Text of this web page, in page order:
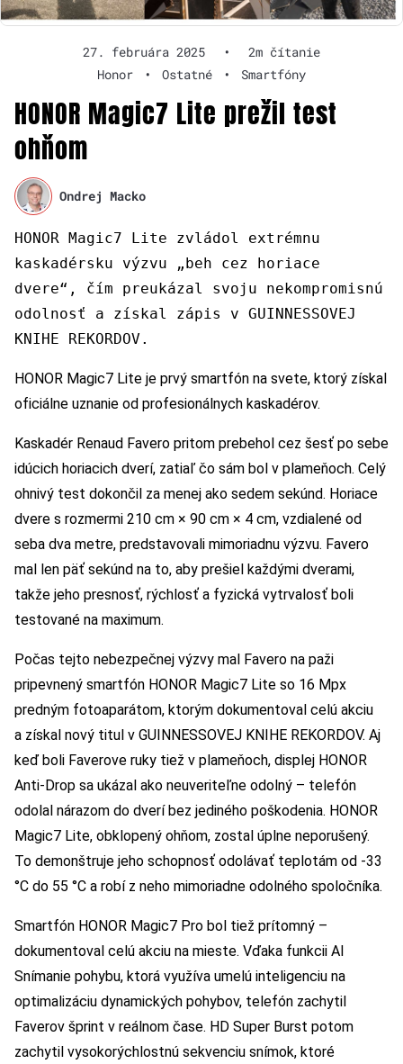
27. februára 2025 •
2m čítanie
Honor
• Ostatné • Smartfóny
HONOR Magic7 Lite prežil test
ohňom
Ondrej Macko
HONOR Magic7 Lite zvládol extrémnu
kaskadérsku výzvu „beh cez horiace
dvere“, čím preukázal svoju nekompromisnú
odolnosť a získal zápis v GUINNESSOVEJ
KNIHE REKORDOV.
HONOR Magic7 Lite je prvý smartfón na svete, ktorý získal
oficiálne uznanie od profesionálnych kaskadérov.
Kaskadér Renaud Favero pritom prebehol cez šesť po sebe
idúcich horiacich dverí, zatiaľ čo sám bol v plameňoch. Celý
ohnivý test dokončil za menej ako sedem sekúnd. Horiace
dvere s rozmermi 210 cm × 90 cm × 4 cm, vzdialené od
seba dva metre, predstavovali mimoriadnu výzvu. Favero
mal len päť sekúnd na to, aby prešiel každými dverami,
takže jeho presnosť, rýchlosť a fyzická vytrvalosť boli
testované na maximum.
Počas tejto nebezpečnej výzvy mal Favero na paži
pripevnený smartfón HONOR Magic7 Lite so 16 Mpx
predným fotoaparátom, ktorým dokumentoval celú akciu
a získal nový titul v GUINNESSOVEJ KNIHE REKORDOV. Aj
keď boli Faverove ruky tiež v plameňoch, displej HONOR
Anti-Drop sa ukázal ako neuveriteľne odolný – telefón
odolal nárazom do dverí bez jediného poškodenia. HONOR
Magic7 Lite, obklopený ohňom, zostal úplne neporušený.
To demonštruje jeho schopnosť odolávať teplotám od -33
°C do 55 °C a robí z neho mimoriadne odolného spoločníka.
Smartfón HONOR Magic7 Pro bol tiež prítomný –
dokumentoval celú akciu na mieste. Vďaka funkcii AI
Snímanie pohybu, ktorá využíva umelú inteligenciu na
optimalizáciu dynamických pohybov, telefón zachytil
Faverov šprint v reálnom čase. HD Super Burst potom
zachytil vysokorýchlostnú sekvenciu snímok, ktoré